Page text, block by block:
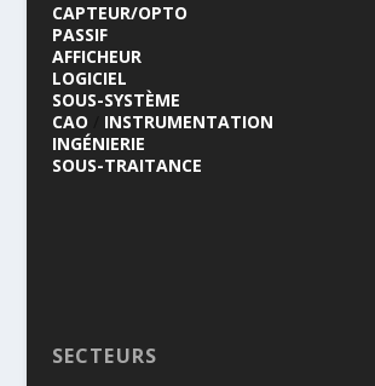
CAPTEUR/OPTO
PASSIF
AFFICHEUR
LOGICIEL
SOUS-SYSTÈME
CAO
INSTRUMENTATION
INGÉNIERIE
SOUS-TRAITANCE
SECTEURS